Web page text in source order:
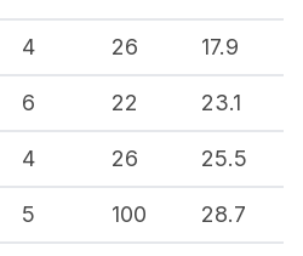
4 26 17.9
6 22 23.1
4 26 25.5
5 100 28.7